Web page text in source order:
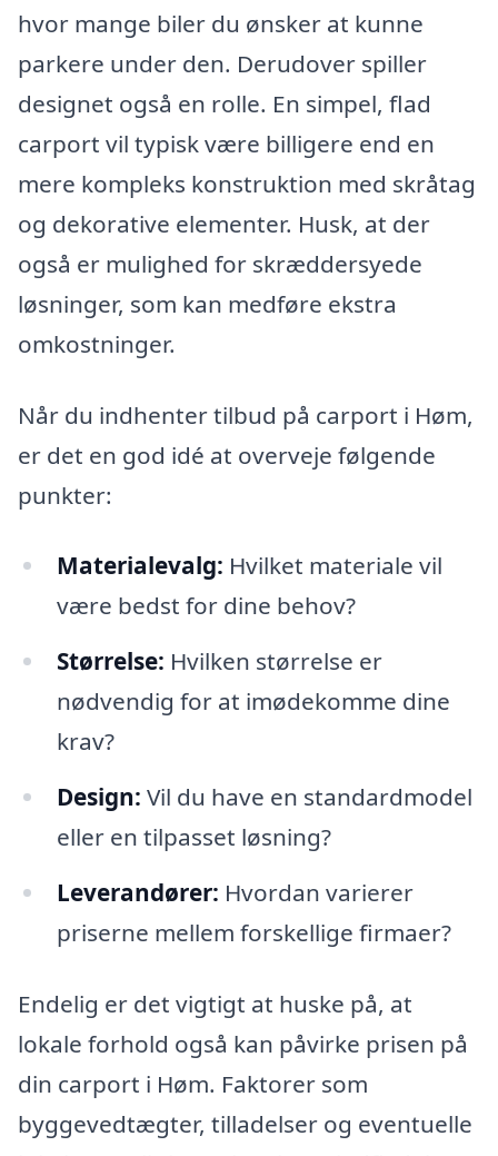
hvor mange biler du ønsker at kunne
parkere under den. Derudover spiller
designet også en rolle. En simpel, flad
carport vil typisk være billigere end en
mere kompleks konstruktion med skråtag
og dekorative elementer. Husk, at der
også er mulighed for skræddersyede
løsninger, som kan medføre ekstra
omkostninger.
Når du indhenter tilbud på carport i Høm,
er det en god idé at overveje følgende
punkter:
Materialevalg: Hvilket materiale vil
være bedst for dine behov?
Størrelse: Hvilken størrelse er
nødvendig for at imødekomme dine
krav?
Design: Vil du have en standardmodel
eller en tilpasset løsning?
Leverandører: Hvordan varierer
priserne mellem forskellige firmaer?
Endelig er det vigtigt at huske på, at
lokale forhold også kan påvirke prisen på
din carport i Høm. Faktorer som
byggevedtægter, tilladelser og eventuelle